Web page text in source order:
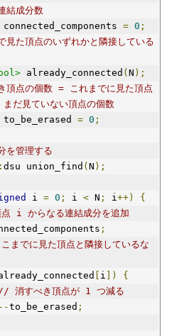
結成分数
connected_components = 0 ;
た頂点のいずれかと隣接している
already_connected ( N );
点の個数 = これまでに見た頂点
まだ見ていない頂点の個数
to_be_erased = 0 ;
管理する
dsu union_find ( N );
i = 0 ; i < N ; i++)
{
i からなる連結成分を追加
;
までに見た頂点と隣接しているな
i ])
{
消すべき頂点が 1 つ減る
--to_be_erased ;